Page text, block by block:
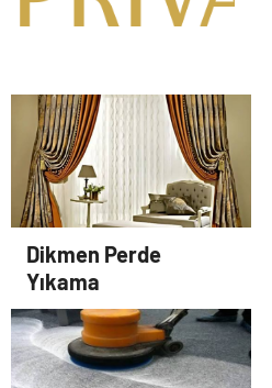
Alanya transfer
Dikmen Perde
Yıkama